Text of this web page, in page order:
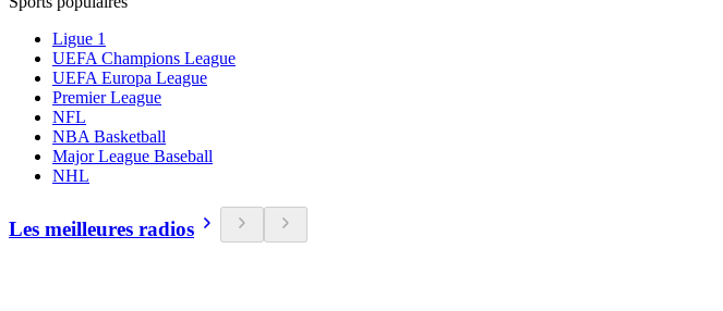
Ligue 1
UEFA Champions League
UEFA Europa League
Premier League
NFL
NBA Basketball
Major League Baseball
NHL
Les meilleures radios